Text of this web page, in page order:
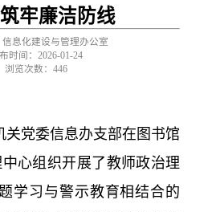
牢廉洁防线
息化建设与管理办公室
时间：2026-01-24
浏览次数： 446
关党委信息办支部在图书馆
心组织开展了教师政治理
学习与警示教育相结合的